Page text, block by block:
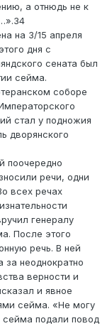
а отнюдь не к
на 3/15 апреля
дня с
сената был
сейма.
соборе
стал у подножия
дворянского
поочередно
речи, одни
всех речах
генералу
После этого
речь. В ней
за неоднократно
верности и
и явное
сейма. «Не могу
сейма подали повод